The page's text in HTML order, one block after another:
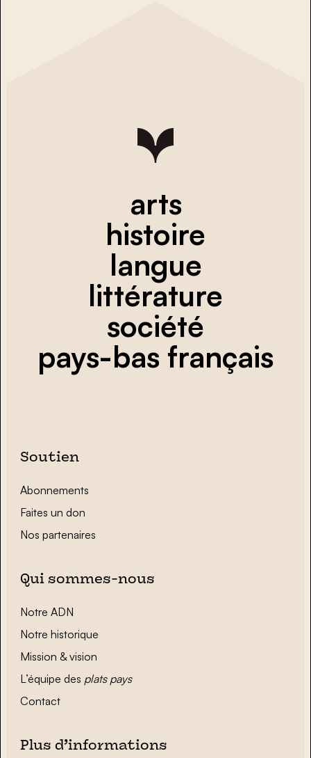
arts
histoire
langue
littérature
société
pays-bas français
Soutien
Abonnements
Faites un don
Nos partenaires
Qui sommes-nous
Notre ADN
Notre historique
Mission & vision
L’équipe des plats pays
Contact
Plus d’informations